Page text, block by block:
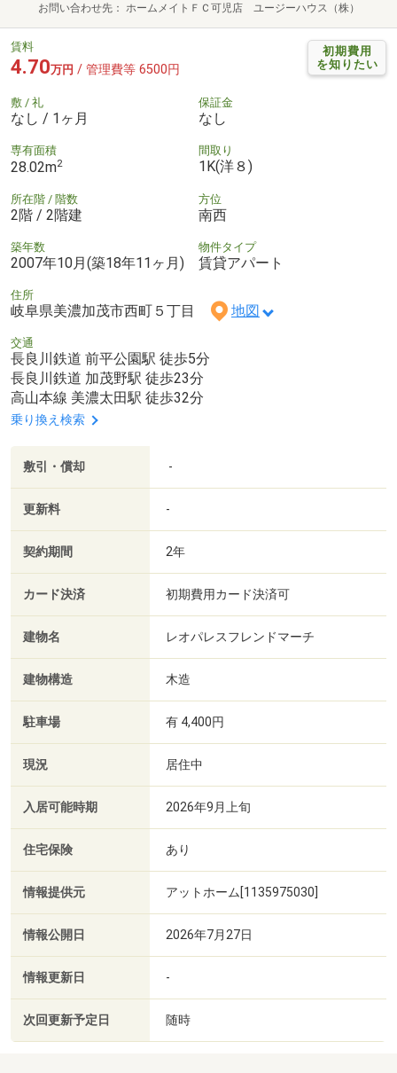
お問い合わせ先 ホームメイトＦＣ可児店 ユージーハウス（株）
初期費用
を知りたい
賃料
4.70万円 / 管理費等 6500円
敷 / 礼
なし / 1ヶ月
保証金
なし
専有面積
28.02m2
間取り
1K(洋８)
所在階 / 階数
2階 / 2階建
方位
南西
築年数
2007年10月(築18年11ヶ月)
物件タイプ
賃貸アパート
住所
岐阜県美濃加茂市西町５丁目 地図
交通
長良川鉄道 前平公園駅 徒歩5分
長良川鉄道 加茂野駅 徒歩23分
高山本線 美濃太田駅 徒歩32分
乗り換え検索
敷引・償却 -
更新料 -
契約期間 2年
カード決済 初期費用カード決済可
建物名 レオパレスフレンドマーチ
建物構造 木造
駐車場 有 4,400円
現況 居住中
入居可能時期 2026年9月上旬
住宅保険 あり
情報提供元 アットホーム[1135975030]
情報公開日 2026年7月27日
情報更新日 -
次回更新予定日 随時